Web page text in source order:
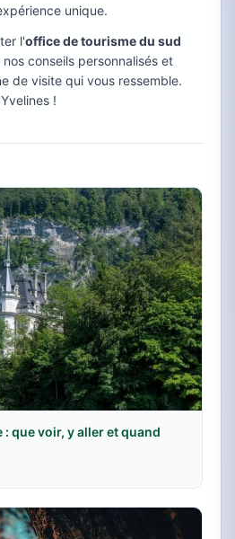
unique.
l'office de tourisme du sud
conseils personnalisés et
de visite qui vous ressemble.
!
: que voir, y aller et quand